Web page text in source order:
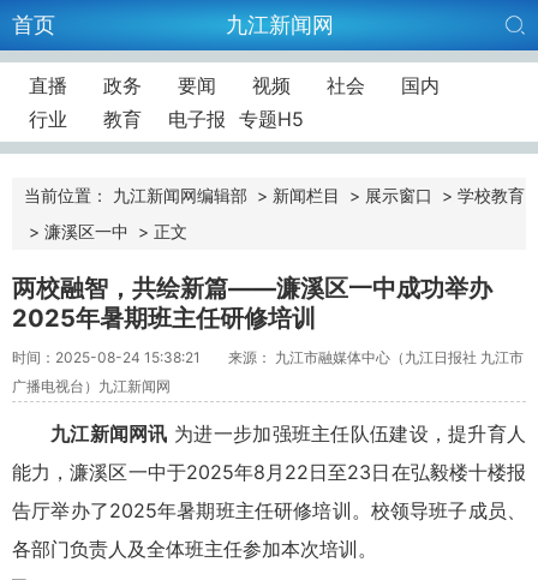
首页 九江新闻网
直播 政务 要闻 视频 社会
国内
行业
教育 电子报 专题H5
当前位置： 九江新闻网编辑部 > 新闻栏目 > 展示窗口 > 学校教育
> 濂溪区一中 > 正文
两校融智，共绘新篇——濂溪区一中成功举办
2025年暑期班主任研修培训
时间：2025-08-24 15:38:21
来源： 九江市融媒体中心（九江日报社 九江市
广播电视台）九江新闻网
九江新闻网讯 为进一步加强班主任队伍建设，提升育人
能力，濂溪区一中于2025年8月22日至23日在弘毅楼十楼报
告厅举办了2025年暑期班主任研修培训。校领导班子成员、
各部门负责人及全体班主任参加本次培训。